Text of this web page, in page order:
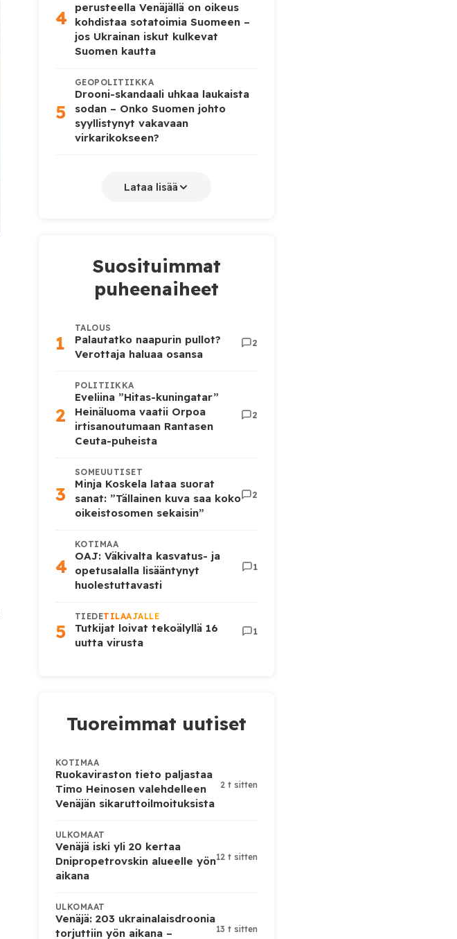
4
perusteella Venäjällä on oikeus
kohdistaa sotatoimia Suomeen –
jos Ukrainan iskut kulkevat
Suomen kautta
5
GEOPOLITIIKKA
Drooni-skandaali uhkaa laukaista
sodan – Onko Suomen johto
syyllistynyt vakavaan
virkarikokseen?
Lataa lisää
Suosituimmat
puheenaiheet
1
TALOUS
Palautatko naapurin pullot?
Verottaja haluaa osansa
2
2
POLITIIKKA
Eveliina ”Hitas-kuningatar”
Heinäluoma vaatii Orpoa
irtisanoutumaan Rantasen
Ceuta-puheista
2
3
SOMEUUTISET
Minja Koskela lataa suorat
sanat: ”Tällainen kuva saa koko
oikeistosomen sekaisin”
2
4
KOTIMAA
OAJ: Väkivalta kasvatus- ja
opetusalalla lisääntynyt
huolestuttavasti
1
5
TIEDETILAAJALLE
Tutkijat loivat tekoälyllä 16
uutta virusta
1
Tuoreimmat uutiset
KOTIMAA
Ruokaviraston tieto paljastaa
Timo Heinosen valehdelleen
Venäjän sikaruttoilmoituksista
2 t sitten
ULKOMAAT
Venäjä iski yli 20 kertaa
Dnipropetrovskin alueelle yön
aikana
12 t sitten
ULKOMAAT
Venäjä: 203 ukrainalaisdroonia
torjuttiin yön aikana –
13 t sitten